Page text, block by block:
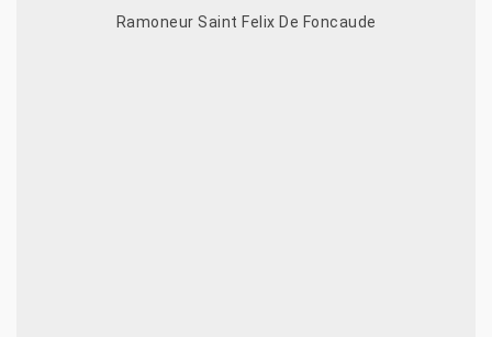
Ramoneur Saint Felix De Foncaude